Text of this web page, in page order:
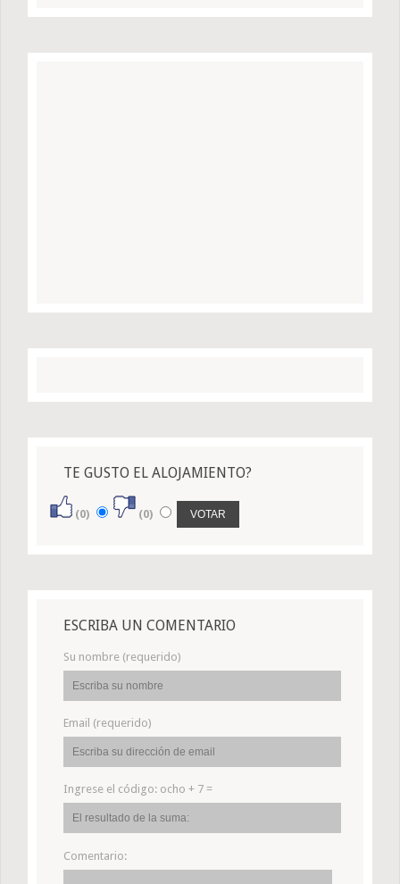
TE GUSTO EL ALOJAMIENTO?
(0) (0)
ESCRIBA UN COMENTARIO
Su nombre (requerido)
Email (requerido)
Ingrese el código: ocho + 7 =
Comentario: